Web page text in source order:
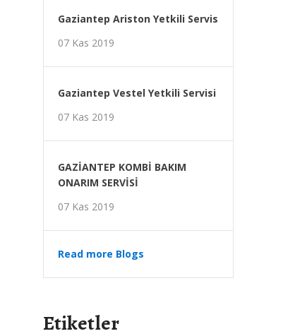
Gaziantep Ariston Yetkili Servis
07 Kas 2019
Gaziantep Vestel Yetkili Servisi
07 Kas 2019
GAZİANTEP KOMBİ BAKIM
ONARIM SERVİSİ
07 Kas 2019
Read more Blogs
Etiketler